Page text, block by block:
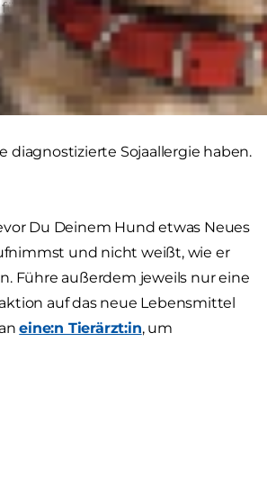
für Deinen Hund? Manche halten es
behaupten. Wir wollen
diagnostizierte Sojaallergie haben.
Du Deinem Hund etwas Neues
und nicht weißt, wie er
Führe außerdem jeweils nur eine
auf das neue Lebensmittel
eine:n Tierärzt:in, um